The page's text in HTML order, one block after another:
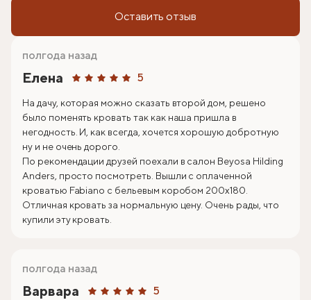
Оставить отзыв
Елена 5
полгода назад
На дачу, которая можно сказать второй дом, решено
было поменять кровать так как наша пришла в
негодность. И, как всегда, хочется хорошую добротную
ну и не очень дорого.
По рекомендации друзей поехали в салон Beyosa Hilding
Anders, просто посмотреть. Вышли с оплаченной
кроватью Fabiano с бельевым коробом 200х180.
Отличная кровать за нормальную цену. Очень рады, что
купили эту кровать.
Варвара 5
полгода назад